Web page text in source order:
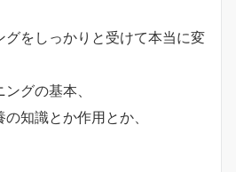
グをしっかりと受けて本当に変
グの基本、
知識とか作用とか、